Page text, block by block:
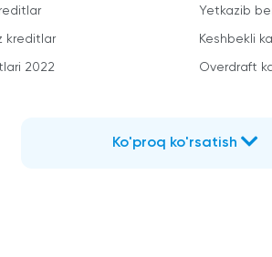
kreditlar
2022
Yetkazib
Keshbekli
Overdraft
Ko'proq ko'rsatish